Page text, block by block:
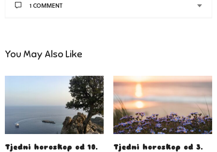
1 COMMENT
You May Also Like
Tjedni horoskop od 10.
Tjedni horoskop od 3.